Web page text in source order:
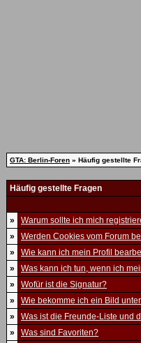
GTA: Berlin-Foren » Häufig gestellte
Häufig gestellte Fragen
»
Warum sollte ich mich
»
Werden Cookies vom Forum
»
Wie kann ich mein Profil
»
Was kann ich tun, wenn ich
»
Wofür ist die Signatur?
»
Wie bekomme ich ein Bild
»
Was ist die Freunde-Liste und
»
Was sind Favoriten?